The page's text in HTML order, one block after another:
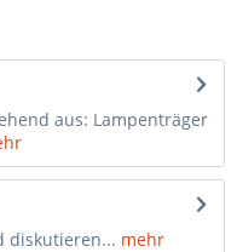
aus: Lampenträger
diskutieren... mehr